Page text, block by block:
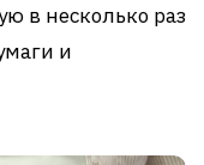
в несколько раз
и